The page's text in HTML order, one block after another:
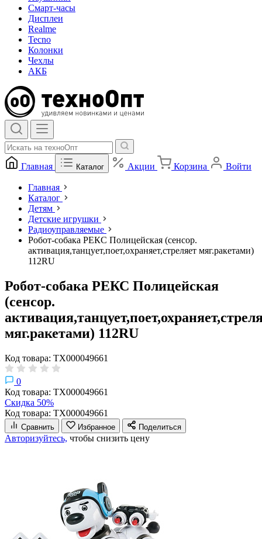
Смарт-часы
Дисплеи
Realme
Tecno
Колонки
Чехлы
АКБ
Главная Каталог Акции Корзина Войти
Главная
Каталог
Детям
Детские игрушки
Радиоуправляемые
Робот-собака РЕКС Полицейская (сенсор.
активация,танцует,поет,охраняет,стреляет мяг.ракетами)
112RU
Робот-собака РЕКС Полицейская
(сенсор.
мяг.ракетами) 112RU
Код товара: ТХ000049661
0
Код товара: ТХ000049661
Скидка 50%
Код товара: ТХ000049661
Сравнить Избранное Поделиться
Авторизуйтесь, чтобы снизить цену